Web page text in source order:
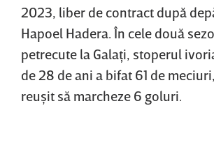
2023, liber de contract după
Hapoel Hadera. În cele două
petrecute la Galaţi, stoperul
de 28 de ani a bifat 61 de
reuşit să marcheze 6 goluri.